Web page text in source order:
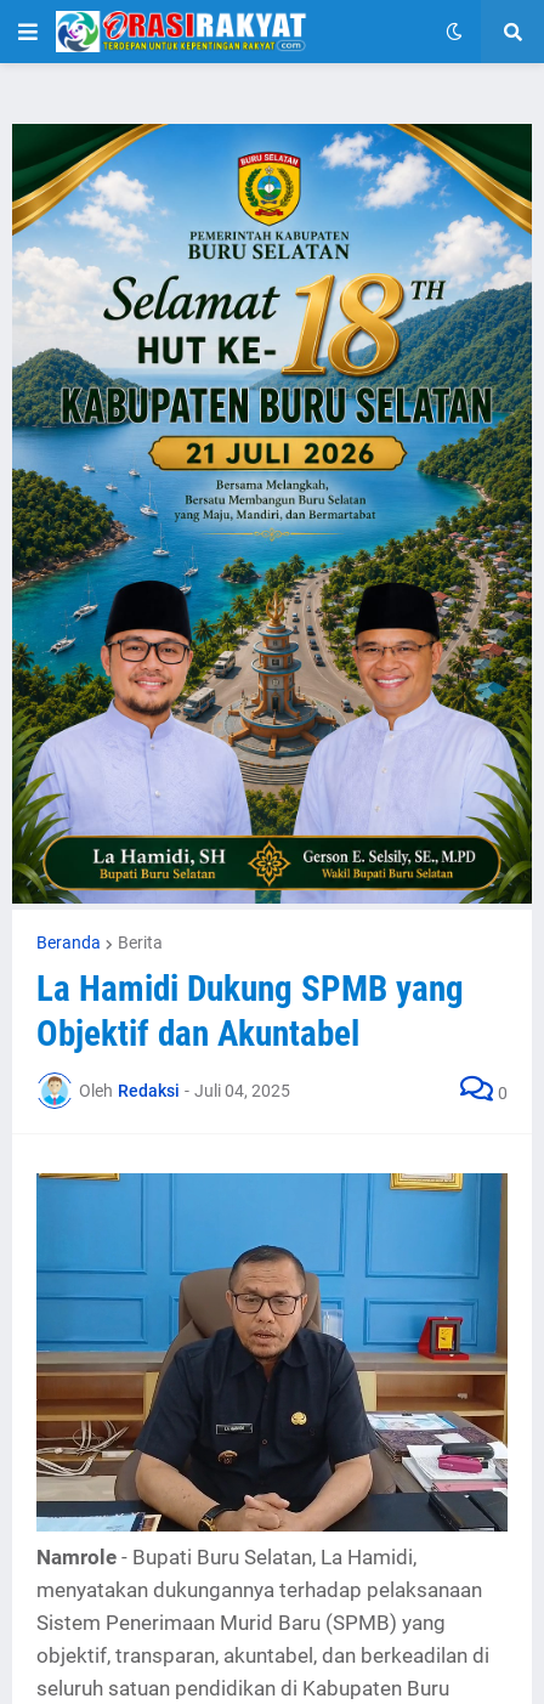
Beranda Berita
La Hamidi Dukung SPMB yang
Objektif dan Akuntabel
Oleh Redaksi - Juli 04, 2025 0
Namrole - Bupati Buru Selatan, La Hamidi,
menyatakan dukungannya terhadap pelaksanaan
Sistem Penerimaan Murid Baru (SPMB) yang
objektif, transparan, akuntabel, dan berkeadilan di
seluruh satuan pendidikan di Kabupaten Buru